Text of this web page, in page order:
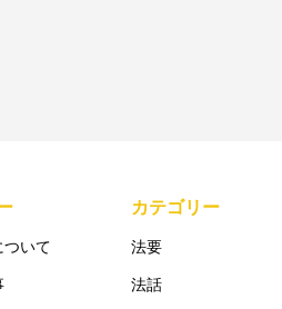
ついて
カテゴリー
法要
法話